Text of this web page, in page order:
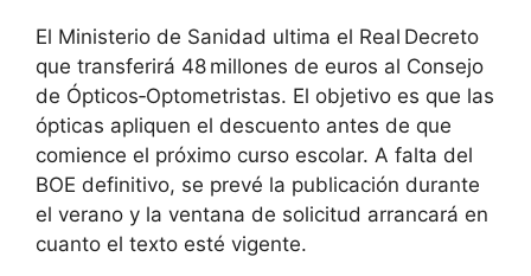
El Ministerio de Sanidad ultima el Real Decreto
que transferirá 48 millones de euros al Consejo
de Ópticos‑Optometristas. El objetivo es que las
ópticas apliquen el descuento antes de que
comience el próximo curso escolar. A falta del
BOE definitivo, se prevé la publicación durante
el verano y la ventana de solicitud arrancará en
cuanto el texto esté vigente.